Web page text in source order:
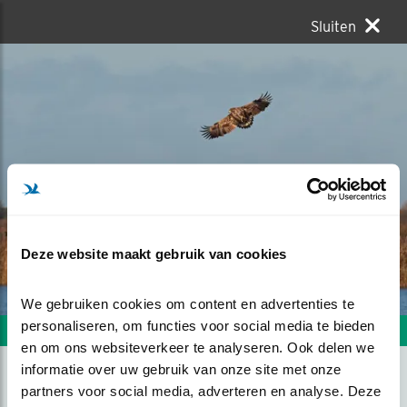
Deze website maakt gebruik van cookies
We gebruiken cookies om content en advertenties te
personaliseren, om functies voor social media te bieden
en om ons websiteverkeer te analyseren. Ook delen we
informatie over uw gebruik van onze site met onze
partners voor social media, adverteren en analyse. Deze
Sluiten
Volgende foto Vorige foto